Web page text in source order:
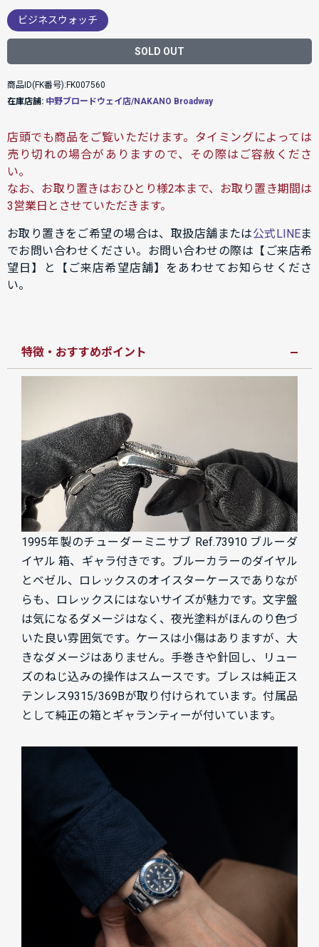
ビジネスウォッチ
SOLD OUT
商品ID(FK番号):FK007560
在庫店舗: 中野ブロードウェイ店/NAKANO Broadway
店頭でも商品をご覧いただけます。タイミングによっては
売り切れの場合がありますので、その際はご容赦くださ
い。
なお、お取り置きはおひとり様2本まで、お取り置き期間は
3営業日とさせていただきます。
お取り置きをご希望の場合は、取扱店舗または公式LINEま
でお問い合わせください。お問い合わせの際は【ご来店希
望日】と【ご来店希望店舗】をあわせてお知らせくださ
い。
特徴・おすすめポイント
1995年製のチューダーミニサブ Ref.73910 ブルーダ
イヤル 箱、ギャラ付きです。ブルーカラーのダイヤル
とベゼル、ロレックスのオイスターケースでありなが
らも、ロレックスにはないサイズが魅力です。文字盤
は気になるダメージはなく、夜光塗料がほんのり色づ
いた良い雰囲気です。ケースは小傷はありますが、大
きなダメージはありません。手巻きや針回し、リュー
ズのねじ込みの操作はスムースです。ブレスは純正ス
テンレス9315/369Bが取り付けられています。付属品
として純正の箱とギャランティーが付いています。